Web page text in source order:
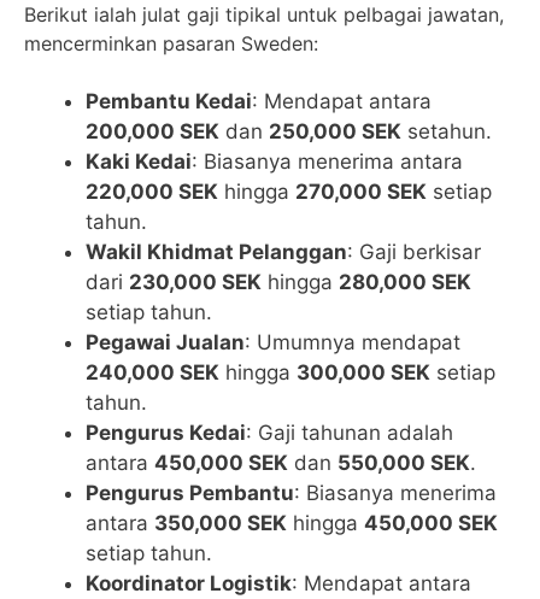
Berikut ialah julat gaji tipikal untuk pelbagai jawatan,
mencerminkan pasaran Sweden:
Pembantu Kedai: Mendapat antara
200,000 SEK dan 250,000 SEK setahun.
Kaki Kedai: Biasanya menerima antara
220,000 SEK hingga 270,000 SEK setiap
tahun.
Wakil Khidmat Pelanggan: Gaji berkisar
dari 230,000 SEK hingga 280,000 SEK
setiap tahun.
Pegawai Jualan: Umumnya mendapat
240,000 SEK hingga 300,000 SEK setiap
tahun.
Pengurus Kedai: Gaji tahunan adalah
antara 450,000 SEK dan 550,000 SEK.
Pengurus Pembantu: Biasanya menerima
antara 350,000 SEK hingga 450,000 SEK
setiap tahun.
Koordinator Logistik: Mendapat antara